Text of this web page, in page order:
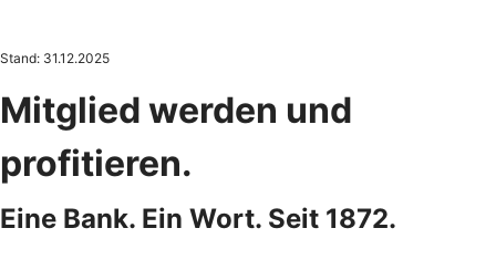
Stand: 31.12.2025
Mitglied werden und
profitieren.
Eine Bank. Ein Wort. Seit 1872.